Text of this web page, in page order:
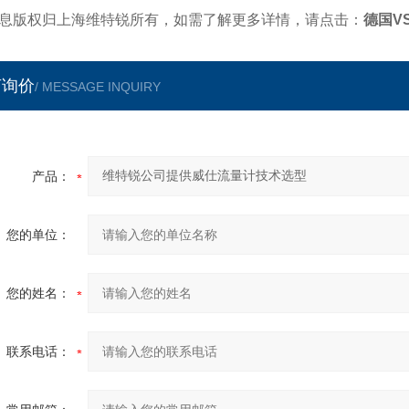
版权归上海维特锐所有，如需了解更多详情，请点击： 德国
价/ MESSAGE INQUIRY
产品：
您的单位：
您的姓名：
联系电话：